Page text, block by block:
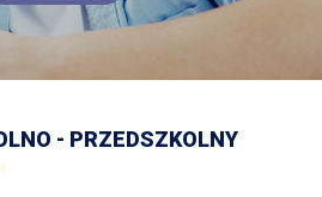
- PRZEDSZKOLNY